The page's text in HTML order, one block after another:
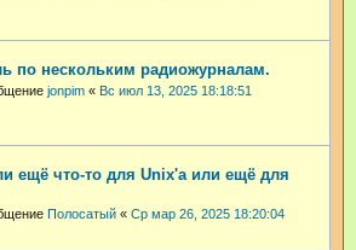
по нескольким радиожурналам.
jonpim « Вс июл 13, 2025 18:18:51
ещё что-то для Unix'а или ещё для
Полосатый « Ср мар 26, 2025 18:20:04